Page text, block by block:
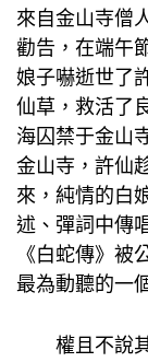
來自金山寺僧
勸告，在端午
娘子嚇逝世了
仙草，救活了
海囚禁于金山
金山寺，許仙
來，純情的白
述、彈詞中傳
《白蛇傳》被
最為動聽的一
權且不說